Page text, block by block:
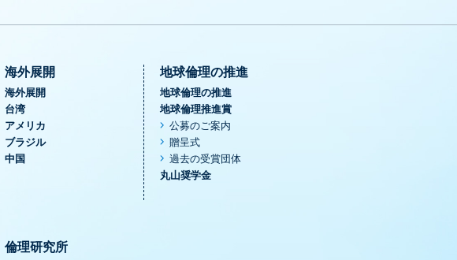
海外展開
海外展開
台湾
アメリカ
ブラジル
中国
地球倫理の推進
地球倫理の推進
地球倫理推進賞
公募のご案内
贈呈式
過去の受賞団体
丸山奨学金
倫理研究所